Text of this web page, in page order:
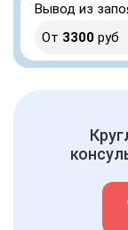
Вывод из
От 3300 руб